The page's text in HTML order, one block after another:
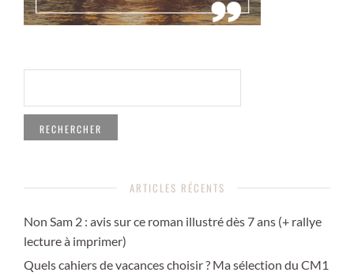
ARTICLES RÉCENTS
Non Sam 2 : avis sur ce roman illustré dès 7 ans (+ rallye
lecture à imprimer)
Quels cahiers de vacances choisir ? Ma sélection du CM1